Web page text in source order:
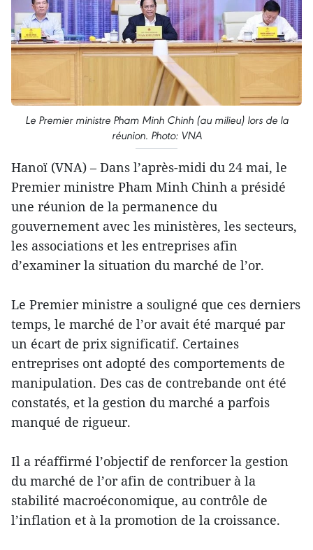
Le Premier ministre Pham Minh Chinh (au milieu) lors de la
réunion. Photo: VNA
Hanoï (VNA) – Dans l’après-midi du 24 mai, le
Premier ministre Pham Minh Chinh a présidé
une réunion de la permanence du
gouvernement avec les ministères, les secteurs,
les associations et les entreprises afin
d’examiner la situation du marché de l’or.
Le Premier ministre a souligné que ces derniers
temps, le marché de l’or avait été marqué par
un écart de prix significatif. Certaines
entreprises ont adopté des comportements de
manipulation. Des cas de contrebande ont été
constatés, et la gestion du marché a parfois
manqué de rigueur.
Il a réaffirmé l’objectif de renforcer la gestion
du marché de l’or afin de contribuer à la
stabilité macroéconomique, au contrôle de
l’inflation et à la promotion de la croissance.